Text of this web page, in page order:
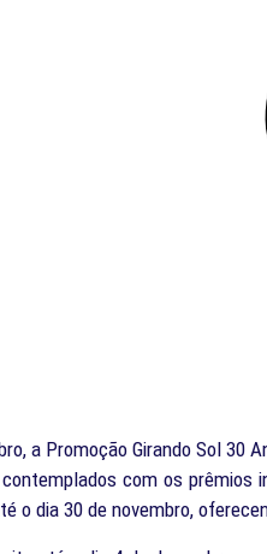
a Promoção Girando Sol
com os prêmios
o dia 30 de novembro,